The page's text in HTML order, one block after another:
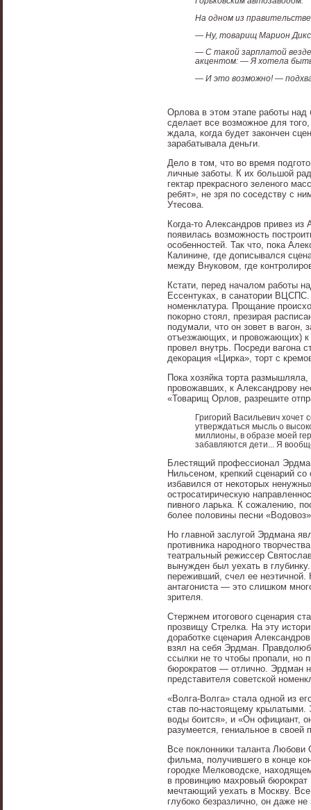
На одном из
— Ну, товарищ Марион
— С такой зарплатой
акцентом: — Я хотела
— И это возможно! —
Орлова в этом этапе работы
сделает все возможное для
ждала, когда будет закончен
зарабатывала деньги.
Дело в том, что во время
личные заботы. К их большой
гектар прекрасного зеленого
ребят», не зря по соседству с
Утесова.
Когда-то Александров привез из
появилась возможность
особенностей. Так что, пока
Калинине, где дописывался
между Внуковом, где
Кстати, перед началом работы
Ессентуках, в санатории
номенклатура. Прощание
покорно стоял, презирая
подумали, что он зовет в вагон,
отъезжающих, и провожающих) к
провел внутрь. Посреди вагона
декорация «Цирка», торт с
Пока хозяйка торта
провожавших, к Александрову
«Товарищ Орлов, разрешите
Григорий Васильевич хочет
утверждаться мысль о
миллионы, в образе моей
забавляются дети... Я
Блестящий профессионал
Нильсеном, крепкий сценарий
избавился от некоторых
остросатирическую
пивного ларька. К сожалению,
более половины песни
Но главной заслугой Эрдмана
противника народного
театральный режиссер
вынужден был уехать в
переживший, счел ее
антагониста — это слишком
зрителя.
Стержнем итогового сценария
прозвищу Стрелка. На эту
доработке сценария
взял на себя Эрдман.
ссылки не то чтобы пропали, но
бюрократов — отлично. Эрдман
представителя советской
«Волга-Волга» стала одной из
став по-настоящему крылатыми.
воды боится», и «Он официант,
разумеется, гениальное в своей
Все поклонники таланта
фильма, получившего в конце
городке Мелководске,
в провинцию махровый
мечтающий уехать в Москву.
глубоко безразлично, он даже